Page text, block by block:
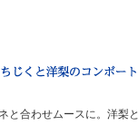
と合わせムースに。洋梨と